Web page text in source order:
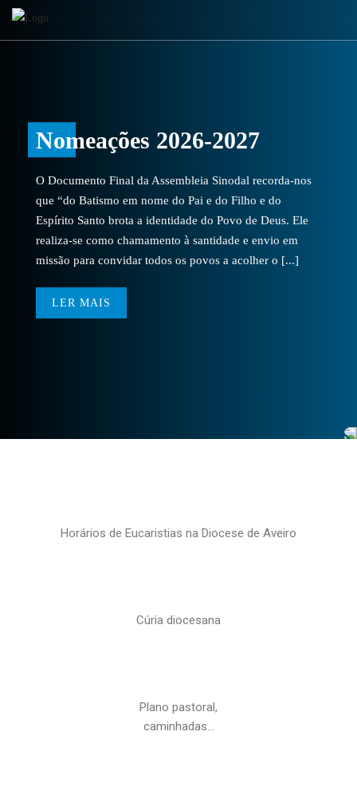
Nomeações 2026-2027
O Documento Final da Assembleia Sinodal recorda-nos
que “do Batismo em nome do Pai e do Filho e do
Espírito Santo brota a identidade do Povo de Deus. Ele
realiza-se como chamamento à santidade e envio em
missão para convidar todos os povos a acolher o [...]
LER MAIS
Horários de Eucaristias na Diocese de Aveiro
Cúria diocesana
Plano pastoral,
caminhadas…